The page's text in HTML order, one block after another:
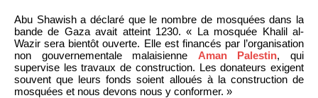
Abu Shawish a déclaré que le nombre de mosquées dans la
bande de Gaza avait atteint 1230. « La mosquée Khalil al-
Wazir sera bientôt ouverte. Elle est financés par l’organisation
non gouvernementale malaisienne Aman Palestin, qui
supervise les travaux de construction. Les donateurs exigent
souvent que leurs fonds soient alloués à la construction de
mosquées et nous devons nous y conformer. »